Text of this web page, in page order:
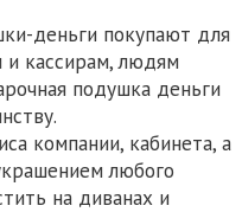
деньги покупают для
и кассирам, людям
подушка деньги
компании, кабинета, а
любого
на диванах и